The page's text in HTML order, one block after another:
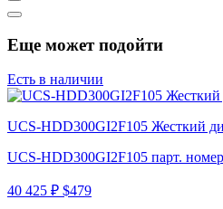
Еще может подойти
Есть в наличии
UCS-HDD300GI2F105 Жесткий
UCS-HDD300GI2F105 парт. номер
40 425 ₽ $479